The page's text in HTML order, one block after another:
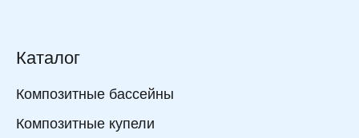
Каталог
Композитные бассейны
Композитные купели